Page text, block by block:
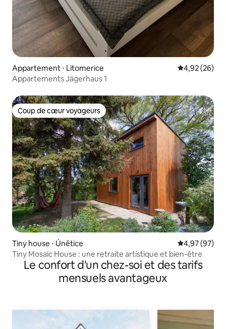
Appartement ⋅ Litomerice Évaluation
4,92 (26)
Appartements Jägerhaus 1
Coup de cœur voyageurs
Coup de cœur voyageurs
Tiny house ⋅ Únětice Évaluation
4,97 (97)
Tiny Mosaic House : une retraite artistique et bien-être
Le confort d'un chez-soi et des tarifs
mensuels avantageux